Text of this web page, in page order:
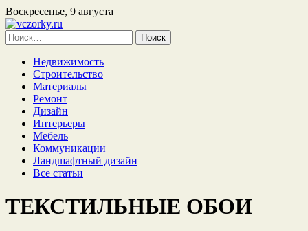
Воскресенье, 9 августа
Найти:
Недвижимость
Строительство
Материалы
Ремонт
Дизайн
Интерьеры
Мебель
Коммуникации
Ландшафтный дизайн
Все статьи
ТЕКСТИЛЬНЫЕ ОБОИ